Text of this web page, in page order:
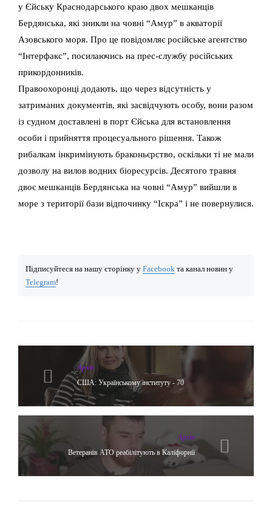
у Єйську Краснодарського краю двох мешканців
Бердянська, які зникли на човні “Амур” в акваторії
Азовського моря. Про це повідомляє російське агентство
“Інтерфакс”, посилаючись на прес-службу російських
прикордонників.
Правоохоронці додають, що через відсутність у
затриманих документів, які засвідчують особу, вони разом
із судном доставлені в порт Єйська для встановлення
особи і прийняття процесуального рішення. Також
рибалкам інкримінують браконьєрство, оскільки ті не мали
дозволу на вилов водних біоресурсів. Десятого травня
двоє мешканців Бердянська на човні “Амур” вийшли в
море з території бази відпочинку “Іскра” і не повернулися.
Підписуйтеся на нашу сторінку у Facebook та канал новин у
Telegram!
Архів
США: Українському інституту - 70
Архів
Ветеранів АТО реабілітують в Каліфорнії